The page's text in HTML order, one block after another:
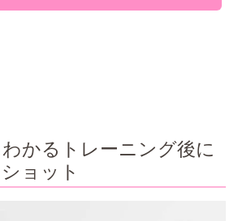
かるトレーニング後に
ョット